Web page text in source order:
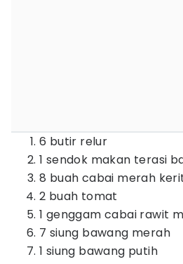
6 butir relur
1 sendok makan terasi
8 buah cabai merah
2 buah tomat
1 genggam cabai rawit
7 siung bawang merah
1 siung bawang putih